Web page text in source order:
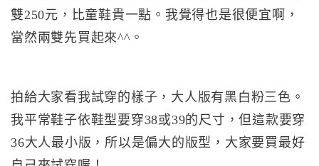
雙250元，比童鞋貴一點。我覺得也是很便宜啊，
當然兩雙先買起來^^。
拍給大家看我試穿的樣子，大人版有黑白粉三色。
我平常鞋子依鞋型要穿38或39的尺寸，但這款要穿
36大人最小版，所以是偏大的版型，大家要買最好